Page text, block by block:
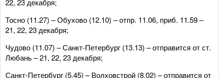
22, 23 декабря;
Тосно (11.27) – Обухово (12.10) – отпр. 11.06, приб. 11.59 –
21, 22, 23 декабря;
Чудово (11.07) – Санкт-Петербург (13.13) – отправится от ст.
Любань – 21, 22, 23 декабря;
Санкт-Петербург (5.45) – Волховстрой (8.02) – отправится от